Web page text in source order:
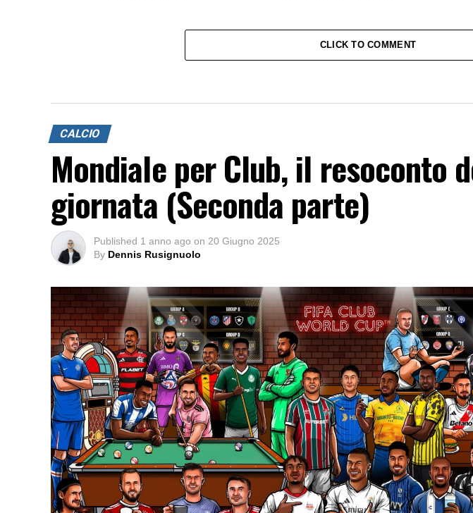
CLICK TO COMMENT
CALCIO
Mondiale per Club, il resoconto
giornata (Seconda parte)
Published 1 anno ago on 20 Giugno 2025
By Dennis Rusignuolo